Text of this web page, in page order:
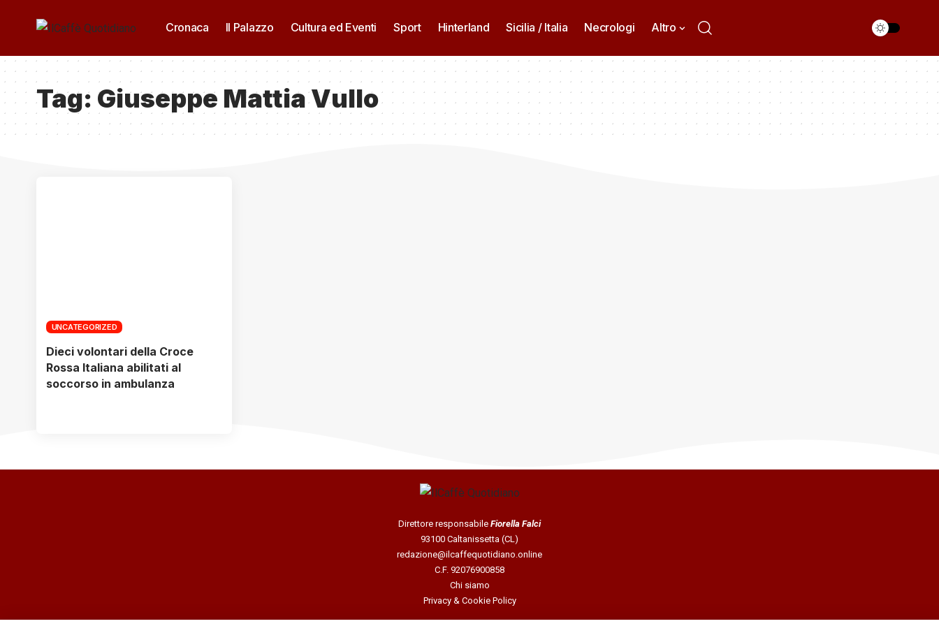
Cronaca Il Palazzo Cultura ed Eventi Sport Hinterland Sicilia / Italia Necrologi Altro
Tag: Giuseppe Mattia Vullo
UNCATEGORIZED
Dieci volontari della Croce
Rossa Italiana abilitati al
soccorso in ambulanza
Direttore responsabile Fiorella Falci
93100 Caltanissetta (CL)
redazione@ilcaffequotidiano.online
C.F. 92076900858
Chi siamo
Privacy & Cookie Policy